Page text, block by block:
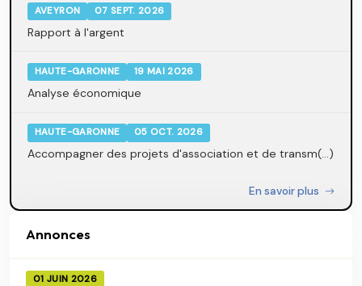
AVEYRON 07 SEPT. 2026
Rapport à l'argent
HAUTE-GARONNE 19 MAI 2026
Analyse économique
HAUTE-GARONNE 05 OCT. 2026
Accompagner des projets d'association et de transm(...)
En savoir plus
Annonces
01 JUIN 2026